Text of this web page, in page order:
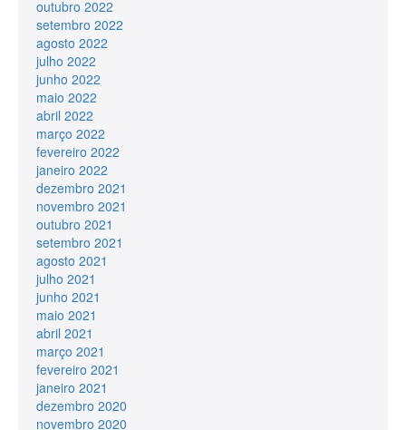
outubro 2022
setembro 2022
agosto 2022
julho 2022
junho 2022
maio 2022
abril 2022
março 2022
fevereiro 2022
janeiro 2022
dezembro 2021
novembro 2021
outubro 2021
setembro 2021
agosto 2021
julho 2021
junho 2021
maio 2021
abril 2021
março 2021
fevereiro 2021
janeiro 2021
dezembro 2020
novembro 2020